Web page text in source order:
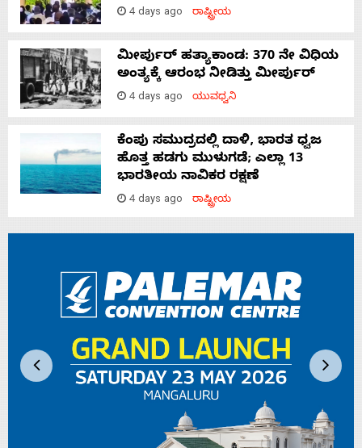
4 days ago ರಾಷ್ಟ್ರೀಯ
ಮೀರ್ಪುರ್ ಹತ್ಯಾಕಾಂಡ: 370 ನೇ ವಿಧಿಯ
ಅಂತ್ಯಕ್ಕೆ ಆರಂಭ ನೀಡಿತ್ತು ಮೀರ್ಪುರ್
4 days ago ಯುವಧ್ವನಿ
ಕೆಂಪು ಸಮುದ್ರದಲ್ಲಿ ದಾಳಿ, ಭಾರತ ಧ್ವಜ
ಹೊತ್ತ ಹಡಗು ಮುಳುಗಡೆ; ಎಲ್ಲಾ 13
ಭಾರತೀಯ ನಾವಿಕರ ರಕ್ಷಣೆ
4 days ago ರಾಷ್ಟ್ರೀಯ